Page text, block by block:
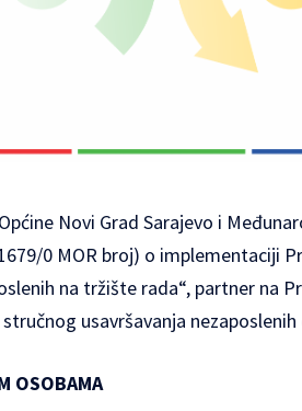
Novi Grad Sarajevo i
0 MOR broj) o implementaciji
na tržište rada“, partner na
usavršavanja
OSOBAMA